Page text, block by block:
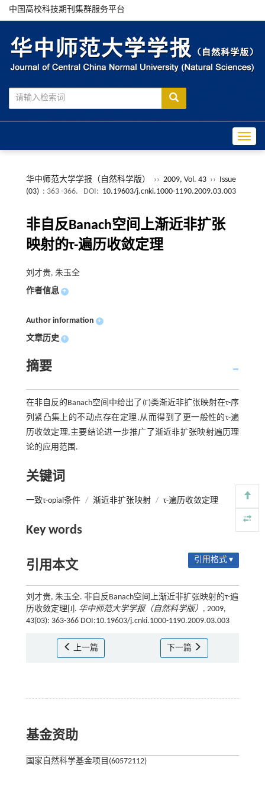
中国高校科技期刊集群服务平台
华中师范大学学报（自然科学版） ›› 2009, Vol. 43 ››
Issue
(03) : 363 -366. DOI: 10.19603/j.cnki.1000-1190.2009.03.003
非自反Banach空间上渐近非扩张
映射的τ-遍历收敛定理
刘才贵, 朱玉全
作者信息 +
Author information +
文章历史 +
摘要
在非自反的Banach空间中给出了(Γ)类渐近非扩张映射在τ-序
列紧凸集上的不动点存在定理,从而得到了更一般性的τ-遍
历收敛定理,主要结论进一步推广了渐近非扩张映射遍历理
论的应用范围.
关键词
一致τ-opial条件 / 渐近非扩张映射 / τ-遍历收敛定理
Key words
引用本文 引用格式 ▾
刘才贵, 朱玉全. 非自反Banach空间上渐近非扩张映射的τ-遍
历收敛定理[J]. 华中师范大学学报（自然科学版） , 2009,
43(03): 363-366 DOI:10.19603/j.cnki.1000-1190.2009.03.003
上一篇 下一篇
基金资助
国家自然科学基金项目(60572112)